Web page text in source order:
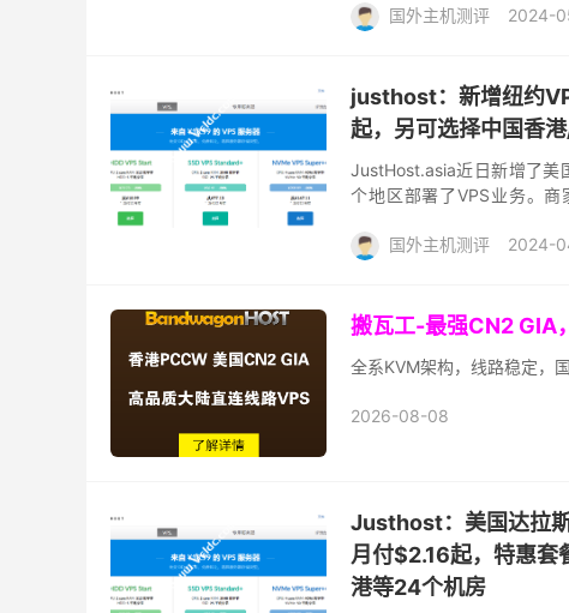
国外主机测评
2024-
justhost：新增纽约
起，另可选择中国香
JustHost.asia近日新增了美
个地区部署了VPS业务。
国外主机测评
2024-
搬瓦工-最强CN2 GIA
全系KVM架构，线路稳定，
2026-08-08
Justhost：美国达拉
月付$2.16起，特惠套
港等24个机房